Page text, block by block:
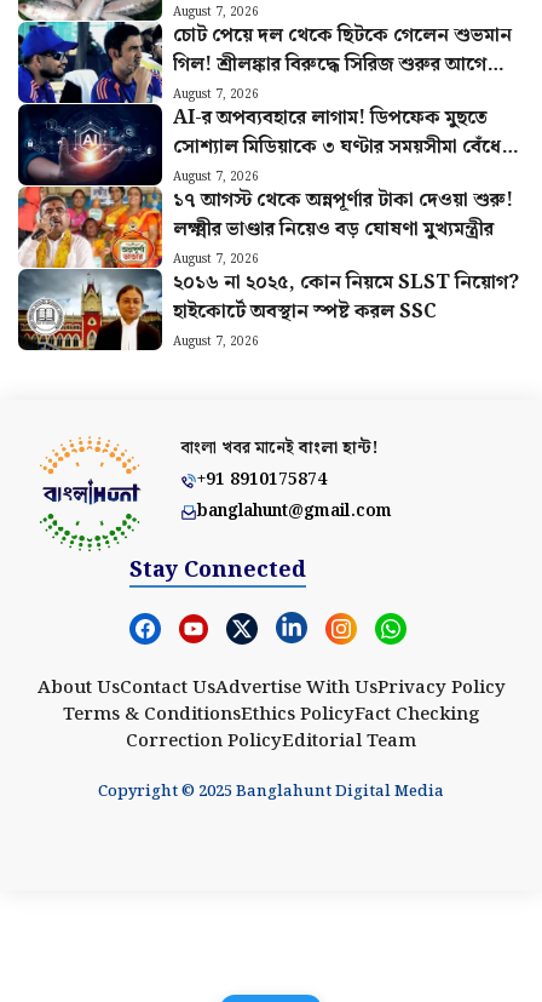
August 7, 2026
চোট পেয়ে দল থেকে ছিটকে গেলেন শুভমান
গিল! শ্রীলঙ্কার বিরুদ্ধে সিরিজ শুরুর আগে
মাঠে নেমে চাপে ভারত
August 7, 2026
AI-র অপব্যবহারে লাগাম! ডিপফেক মুছতে
সোশ্যাল মিডিয়াকে ৩ ঘণ্টার সময়সীমা বেঁধে
দিল কেন্দ্র
August 7, 2026
১৭ আগস্ট থেকে অন্নপূর্ণার টাকা দেওয়া শুরু!
লক্ষ্মীর ভাণ্ডার নিয়েও বড় ঘোষণা মুখ্যমন্ত্রীর
August 7, 2026
২০১৬ না ২০২৫, কোন নিয়মে SLST নিয়োগ?
হাইকোর্টে অবস্থান স্পষ্ট করল SSC
August 7, 2026
বাংলা খবর মানেইবাংলা হান্ট!
+91 8910175874
banglahunt@gmail.com
Stay Connected
About UsContact UsAdvertise With UsPrivacy Policy
Terms & ConditionsEthics PolicyFact Checking
Correction PolicyEditorial Team
Copyright © 2025 Banglahunt Digital Media